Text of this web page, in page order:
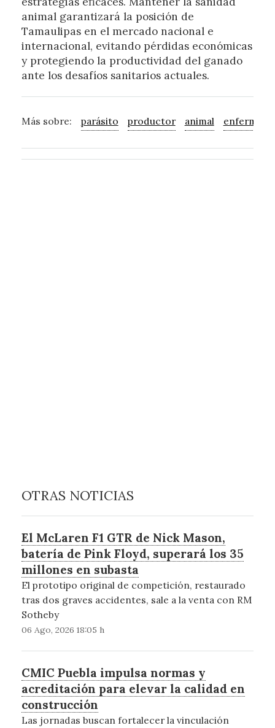
animal garantizará la posición de
Tamaulipas en el mercado nacional e
internacional, evitando pérdidas económicas
y protegiendo la productividad del ganado
ante los desafíos sanitarios actuales.
Más sobre: parásito productor animal
OTRAS NOTICIAS
El McLaren F1 GTR de Nick Mason,
batería de Pink Floyd, superará los 35
millones en subasta
El prototipo original de competición, restaurado
tras dos graves accidentes, sale a la venta con RM
Sotheby
06 Ago, 2026 18:05 h
CMIC Puebla impulsa normas y
acreditación para elevar la calidad en
construcción
Las jornadas buscan fortalecer la vinculación